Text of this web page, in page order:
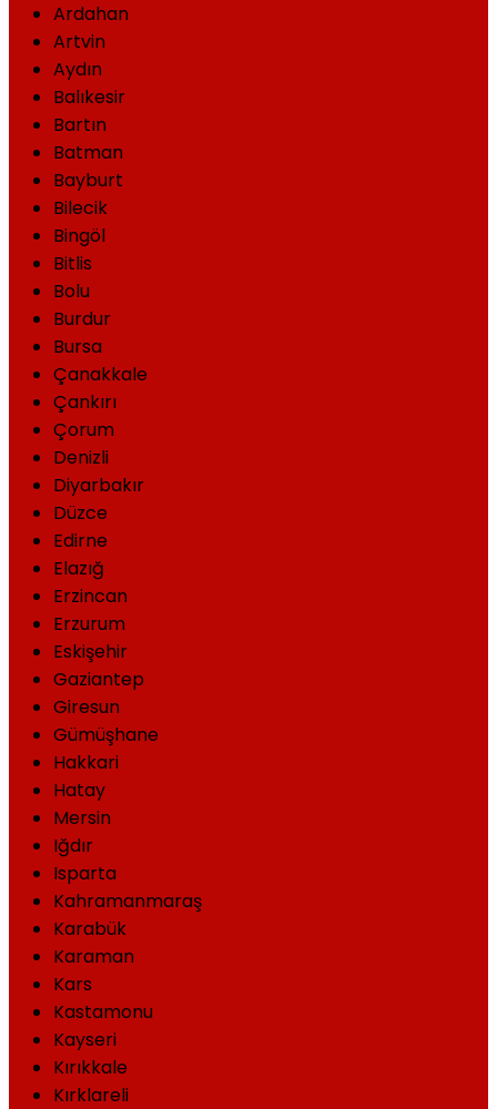
Ardahan
Artvin
Aydın
Balıkesir
Bartın
Batman
Bayburt
Bilecik
Bingöl
Bitlis
Bolu
Burdur
Bursa
Çanakkale
Çankırı
Çorum
Denizli
Diyarbakır
Düzce
Edirne
Elazığ
Erzincan
Erzurum
Eskişehir
Gaziantep
Giresun
Gümüşhane
Hakkari
Hatay
Mersin
Iğdır
Isparta
Kahramanmaraş
Karabük
Karaman
Kars
Kastamonu
Kayseri
Kırıkkale
Kırklareli